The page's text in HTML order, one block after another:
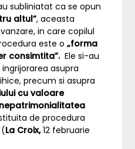
subliniatat ca se opun
altul”, aceasta
in care copilul
este o „forma
consimtita”. Ele si-au
asupra
precum si asupra
cu valoare
de procedura
(La Croix,12 februarie